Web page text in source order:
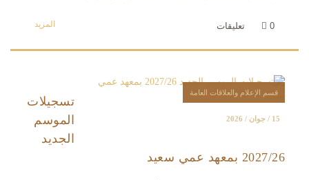
المزيد 0 تعليقات
قسم الإعلام والعلاقات العامة
تسجيلات
الموسم
الجديد
2027/26 بمعهد عمي سعيد